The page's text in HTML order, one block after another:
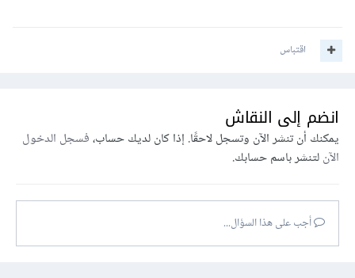
اقتباس
انضم إلى النقاش
يمكنك أن تنشر الآن وتسجل لاحقًا. إذا كان لديك حساب،فسجل الدخول
الآنلتنشر باسم حسابك.
أجب على هذا السؤال...